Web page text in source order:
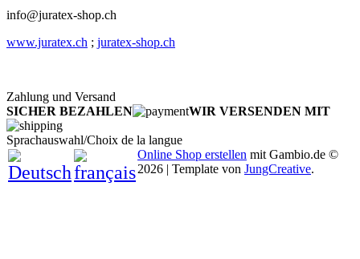
info@juratex-shop.ch
www.juratex.ch ; juratex-shop.ch
Zahlung und Versand
SICHER BEZAHLEN
WIR VERSENDEN MIT
Sprachauswahl/Choix de la langue
Online Shop erstellen mit Gambio.de ©
2026 | Template von JungCreative.